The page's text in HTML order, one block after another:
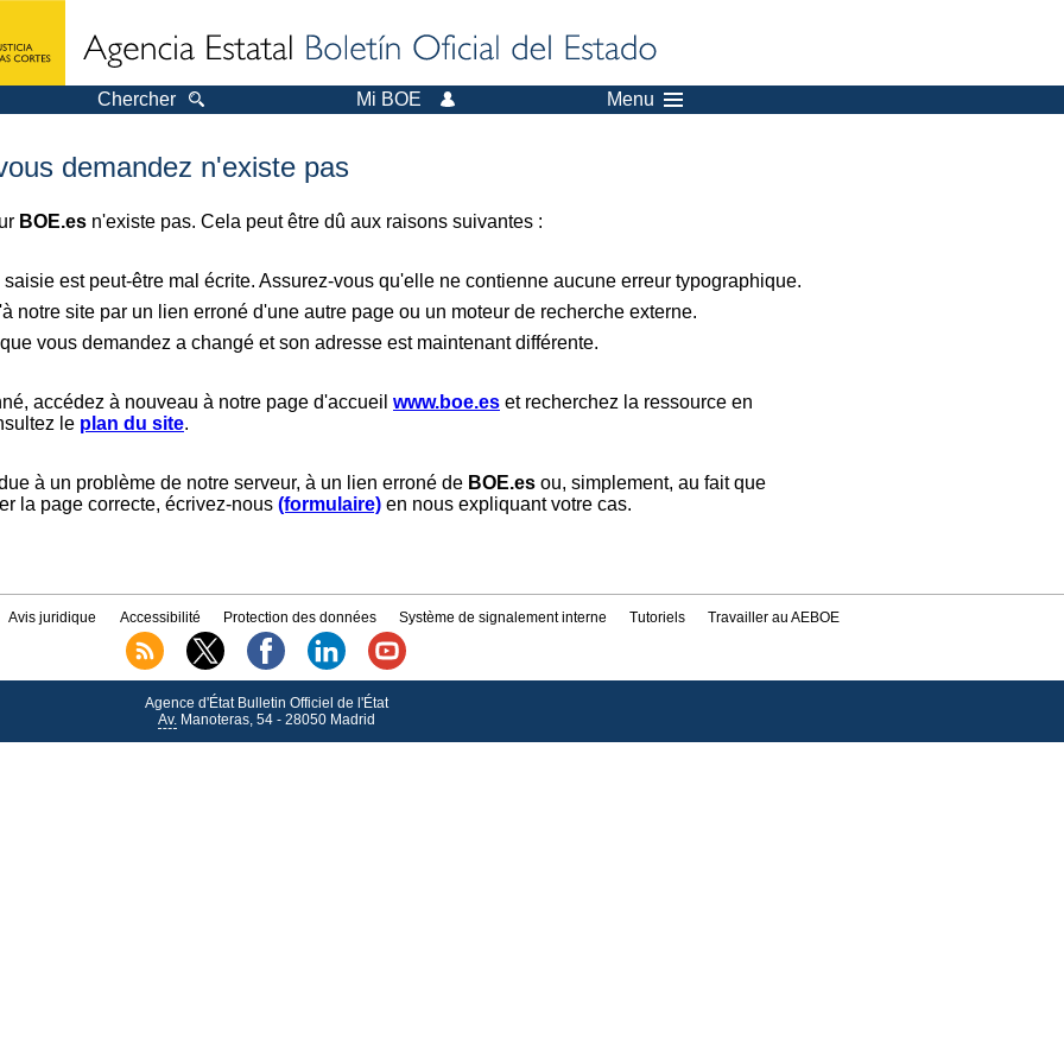
Chercher Mi BOE Menu
demandez n'existe pas
BOE.es n'existe pas. Cela peut être dû aux raisons suivantes :
est peut-être mal écrite. Assurez-vous qu'elle ne contienne aucune erreur typographique.
notre site par un lien erroné d'une autre page ou un moteur de recherche externe.
vous demandez a changé et son adresse est maintenant différente.
accédez à nouveau à notre page d'accueil www.boe.es et recherchez la ressource en
le plan du site.
à un problème de notre serveur, à un lien erroné de BOE.es ou, simplement, au fait que
la page correcte, écrivez-nous (formulaire) en nous expliquant votre cas.
Avis juridique Accessibilité Protection des données Système de signalement interne Tutoriels Travailler au AEBOE
Agence d'État Bulletin Officiel de l'État
Av.Manoteras, 54 - 28050 Madrid